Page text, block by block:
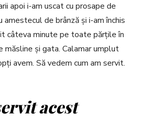
apoi i-am uscat cu prosape de
amestecul de brânză și i-am închis
câteva minute pe toate părțile în
măsline și gata. Calamar umplut
avem. Să vedem cum am servit.
acest